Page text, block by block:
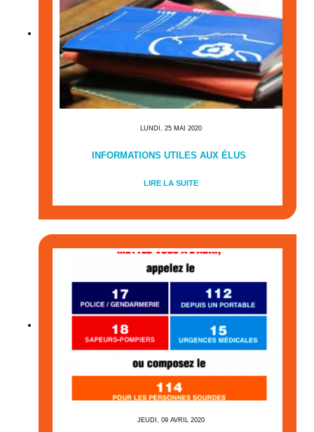
LUNDI, 25 MAI 2020
INFORMATIONS UTILES AUX ÉLUS
LIRE LA SUITE
JEUDI, 09 AVRIL 2020